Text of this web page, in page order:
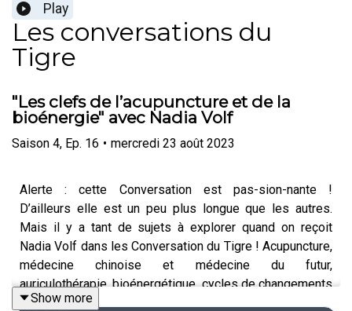
Play
Les conversations du
Tigre
"Les clefs de l’acupuncture et de la
bioénergie" avec Nadia Volf
Saison 4, Ep. 16 • mercredi 23 août 2023
Alerte : cette Conversation est pas-sion-nante !
D’ailleurs elle est un peu plus longue que les autres.
Mais il y a tant de sujets à explorer quand on reçoit
Nadia Volf dans les Conversation du Tigre ! Acupuncture,
médecine chinoise et médecine du futur,
auriculothérapie, bioénergétique, cycles de changements
de l’organisme, nouveaux modes de vie… Nadia a des
Show more